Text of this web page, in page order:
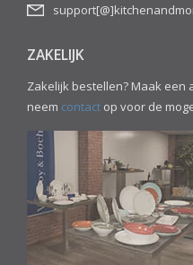
ZAKELIJK
Zakelijk bestellen? Maak
neem contact op voor de